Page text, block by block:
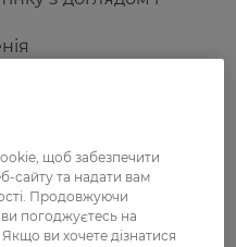
щоб забезпечити
сайту та надати вам
Продовжуючи
погоджуєтесь на
ви хочете дізнатися